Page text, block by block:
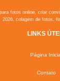
fotos online, criar
2026, colagem de fotos,
LINKS
Página
Contato